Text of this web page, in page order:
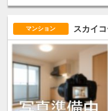
マンション スカイ